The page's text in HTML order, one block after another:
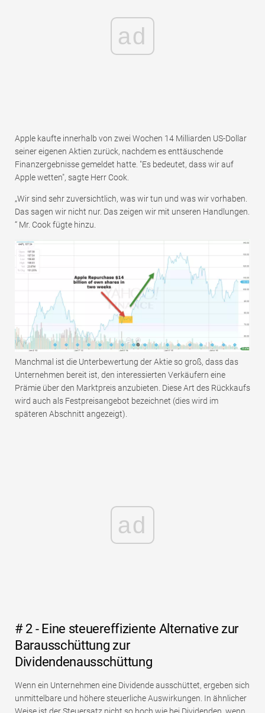
ad
Apple kaufte innerhalb von zwei Wochen 14 Milliarden US-Dollar
seiner eigenen Aktien zurück, nachdem es enttäuschende
Finanzergebnisse gemeldet hatte. "Es bedeutet, dass wir auf
Apple wetten", sagte Herr Cook.
„Wir sind sehr zuversichtlich, was wir tun und was wir vorhaben.
Das sagen wir nicht nur. Das zeigen wir mit unseren Handlungen.
“ Mr. Cook fügte hinzu.
Manchmal ist die Unterbewertung der Aktie so groß, dass das
Unternehmen bereit ist, den interessierten Verkäufern eine
Prämie über den Marktpreis anzubieten. Diese Art des Rückkaufs
wird auch als Festpreisangebot bezeichnet (dies wird im
späteren Abschnitt angezeigt).
ad
# 2 - Eine steuereffiziente Alternative zur
Barausschüttung zur
Dividendenausschüttung
Wenn ein Unternehmen eine Dividende ausschüttet, ergeben sich
unmittelbare und höhere steuerliche Auswirkungen. In ähnlicher